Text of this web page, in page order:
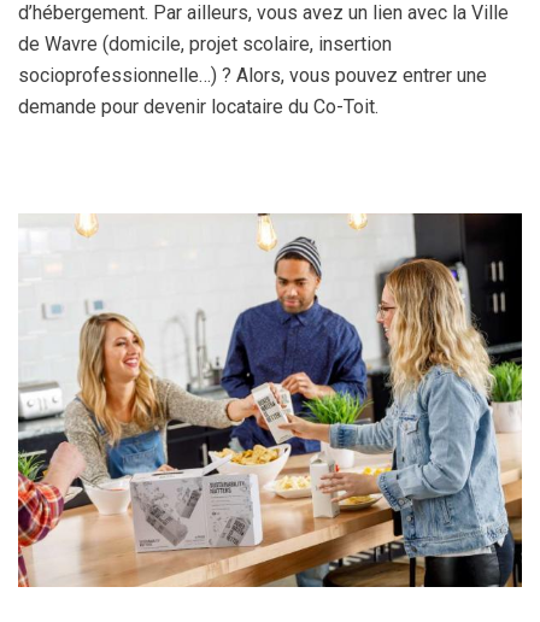
d’hébergement. Par ailleurs, vous avez un lien avec la Ville
de Wavre (domicile, projet scolaire, insertion
socioprofessionnelle…) ? Alors, vous pouvez entrer une
demande pour devenir locataire du Co-Toit.